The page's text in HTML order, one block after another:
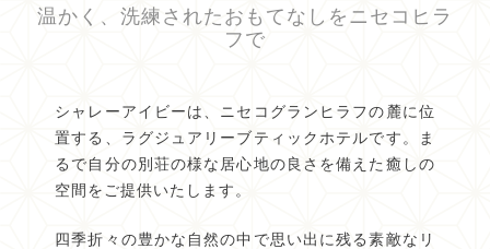
温かく、洗練されたおもてなしをニセコヒラ
フで
シャレーアイビーは、ニセコグランヒラフの麓に位
置する、ラグジュアリーブティックホテルです。ま
るで自分の別荘の様な居心地の良さを備えた癒しの
空間をご提供いたします。
四季折々の豊かな自然の中で思い出に残る素敵なリ